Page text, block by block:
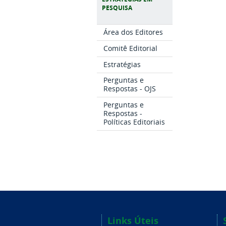
PESQUISA
Área dos Editores
Comitê Editorial
Estratégias
Perguntas e
Respostas - OJS
Perguntas e
Respostas -
Políticas Editoriais
Links Úteis